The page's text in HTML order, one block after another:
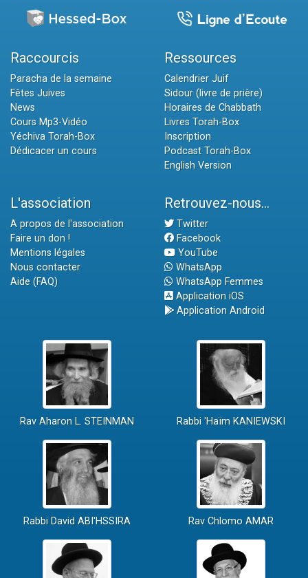
Raccourcis
Paracha de la semaine
Fêtes Juives
News
Cours Mp3-Vidéo
Yéchiva Torah-Box
Dédicacer un cours
Ressources
Calendrier Juif
Sidour (livre de prière)
Horaires de Chabbath
Livres Torah-Box
Inscription
Podcast Torah-Box
English Version
L'association
A propos de l'association
Faire un don !
Mentions légales
Nous contacter
Aide (FAQ)
Retrouvez-nous...
Twitter
Facebook
YouTube
WhatsApp
WhatsApp Femmes
Application iOS
Application Android
Rav Aharon L. STEINMAN Rabbi 'Haïm KANIEWSKI
Rabbi David ABI'HSSIRA Rav Chlomo AMAR